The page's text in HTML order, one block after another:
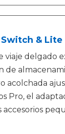
&
delgado
acolchada
Pro, el